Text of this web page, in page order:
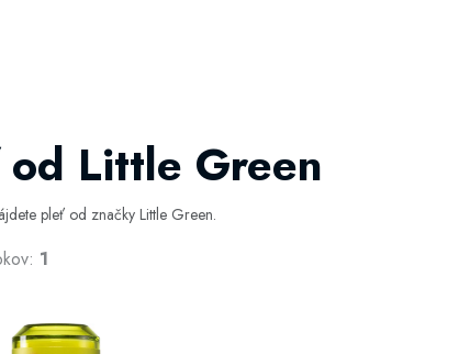
Little Green
pleť od značky Little Green.
1